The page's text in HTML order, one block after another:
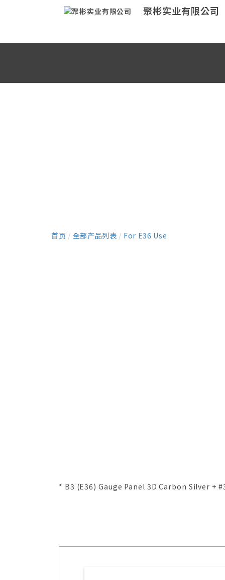
聚彬实业有限公司
首页 / 全部产品列表 / For E36 Use
* B3 (E36) Gauge Panel 3D Carbon Silver +